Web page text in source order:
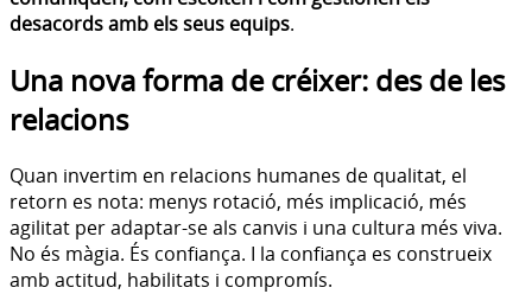
desacords amb els seus equips.
Una nova forma de créixer: des de les
relacions
Quan invertim en relacions humanes de qualitat, el
retorn es nota: menys rotació, més implicació, més
agilitat per adaptar-se als canvis i una cultura més viva.
No és màgia. És confiança. I la confiança es construeix
amb actitud, habilitats i compromís.